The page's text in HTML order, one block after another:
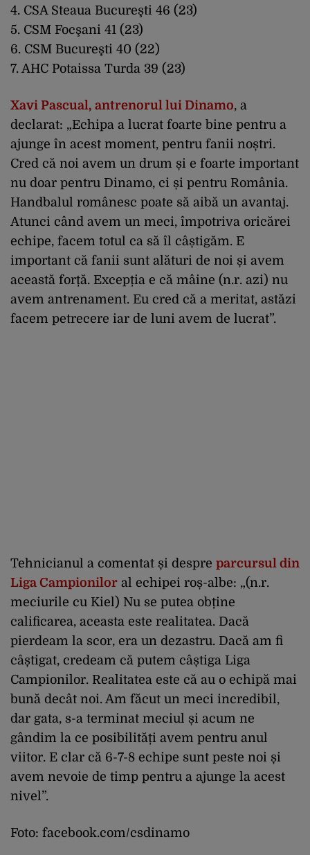
4. CSA Steaua Bucureşti 46 (23)
5. CSM Focşani 41 (23)
6. CSM Bucureşti 40 (22)
7. AHC Potaissa Turda 39 (23)
Xavi Pascual, antrenorul lui Dinamo, a
declarat: „Echipa a lucrat foarte bine pentru a
ajunge în acest moment, pentru fanii noștri.
Cred că noi avem un drum și e foarte important
nu doar pentru Dinamo, ci și pentru România.
Handbalul românesc poate să aibă un avantaj.
Atunci când avem un meci, împotriva oricărei
echipe, facem totul ca să îl câștigăm. E
important că fanii sunt alături de noi și avem
această forță. Excepția e că mâine (n.r. azi) nu
avem antrenament. Eu cred că a meritat, astăzi
facem petrecere iar de luni avem de lucrat”.
Tehnicianul a comentat și despre parcursul din
Liga Campionilor al echipei roș-albe: „(n.r.
meciurile cu Kiel) Nu se putea obține
calificarea, aceasta este realitatea. Dacă
pierdeam la scor, era un dezastru. Dacă am fi
câștigat, credeam că putem câștiga Liga
Campionilor. Realitatea este că au o echipă mai
bună decât noi. Am făcut un meci incredibil,
dar gata, s-a terminat meciul și acum ne
gândim la ce posibilități avem pentru anul
viitor. E clar că 6-7-8 echipe sunt peste noi și
avem nevoie de timp pentru a ajunge la acest
nivel”.
Foto: facebook.com/csdinamo